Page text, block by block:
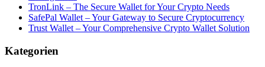
TronLink – The Secure Wallet for Your Crypto Needs
SafePal Wallet – Your Gateway to Secure Cryptocurrency
Trust Wallet – Your Comprehensive Crypto Wallet Solution
Kategorien